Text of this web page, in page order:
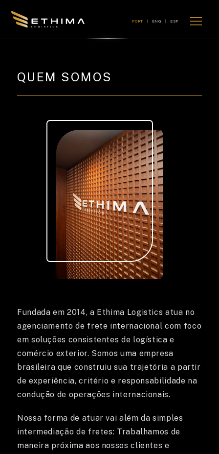
PORT | ENG | ESP
HOME
QUEM SOMOS
Fundada em 2014, a Ethima Logistics atua no
agenciamento de frete internacional com foco
em soluções consistentes de logística e
comércio exterior. Somos uma empresa
brasileira que construiu sua trajetória a partir
de experiência, critério e responsabilidade na
condução de operações internacionais.
Nossa forma de atuar vai além da simples
intermediação de fretes: Trabalhamos de
maneira próxima aos nossos clientes e